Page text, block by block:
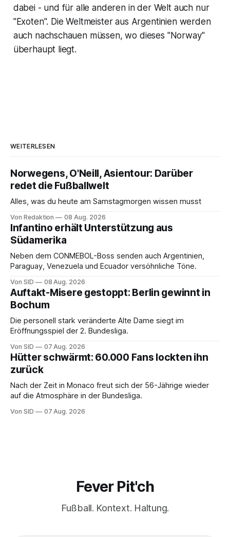
dabei - und für alle anderen in der Welt auch nur
"Exoten". Die Weltmeister aus Argentinien werden
auch nachschauen müssen, wo dieses "Norway"
überhaupt liegt.
WEITERLESEN
Norwegens, O'Neill, Asientour: Darüber
redet die Fußballwelt
Alles, was du heute am Samstagmorgen wissen musst
Von Redaktion 08 Aug. 2026
Infantino erhält Unterstützung aus
Südamerika
Neben dem CONMEBOL-Boss senden auch Argentinien,
Paraguay, Venezuela und Ecuador versöhnliche Töne.
Von SID 08 Aug. 2026
Auftakt-Misere gestoppt: Berlin gewinnt in
Bochum
Die personell stark veränderte Alte Dame siegt im
Eröffnungsspiel der 2. Bundesliga.
Von SID 07 Aug. 2026
Hütter schwärmt: 60.000 Fans lockten ihn
zurück
Nach der Zeit in Monaco freut sich der 56-Jährige wieder
auf die Atmosphäre in der Bundesliga.
Von SID 07 Aug. 2026
Fever Pit'ch
Fußball. Kontext. Haltung.